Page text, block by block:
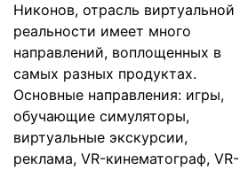
Никонов, отрасль виртуальной
реальности имеет много
направлений, воплощенных в
самых разных продуктах.
Основные направления: игры,
обучающие симуляторы,
виртуальные экскурсии,
реклама, VR-кинематограф, VR-